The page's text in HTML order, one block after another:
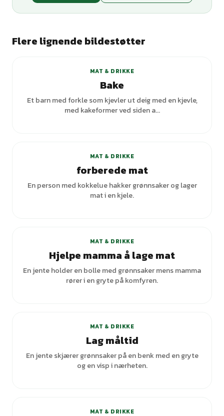
Flere lignende bildestøtter
MAT & DRIKKE
Bake
Et barn med forkle som kjevler ut deig med en kjevle,
med kakeformer ved siden a...
MAT & DRIKKE
forberede mat
En person med kokkelue hakker grønnsaker og lager
mat i en kjele.
MAT & DRIKKE
Hjelpe mamma å lage mat
En jente holder en bolle med grønnsaker mens mamma
rører i en gryte på komfyren.
MAT & DRIKKE
Lag måltid
En jente skjærer grønnsaker på en benk med en gryte
og en visp i nærheten.
MAT & DRIKKE